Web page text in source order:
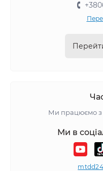
Ми працюємо з
Ми в